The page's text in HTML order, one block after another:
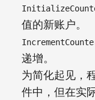
值的新账户。
递增。
为简化起见，
件中，但在实